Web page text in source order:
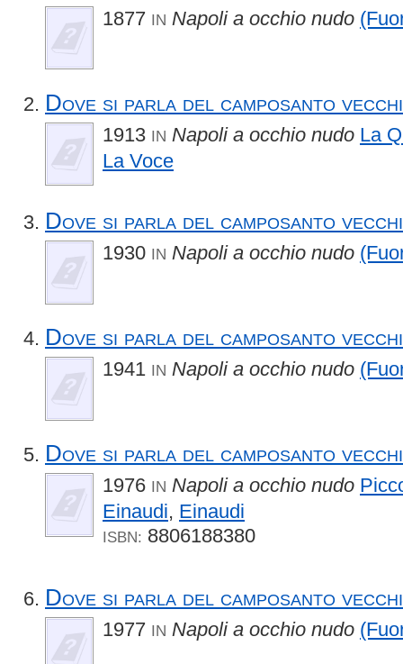
1877 IN Napoli a occhio nudo
Dove si parla del camposanto
1913 IN Napoli a occhio nudo La
La Voce
Dove si parla del camposanto
1930 IN Napoli a occhio nudo
Dove si parla del camposanto
1941 IN Napoli a occhio nudo
Dove si parla del camposanto
1976 IN Napoli a occhio nudo
Einaudi, Einaudi
ISBN: 8806188380
Dove si parla del camposanto
1977 IN Napoli a occhio nudo